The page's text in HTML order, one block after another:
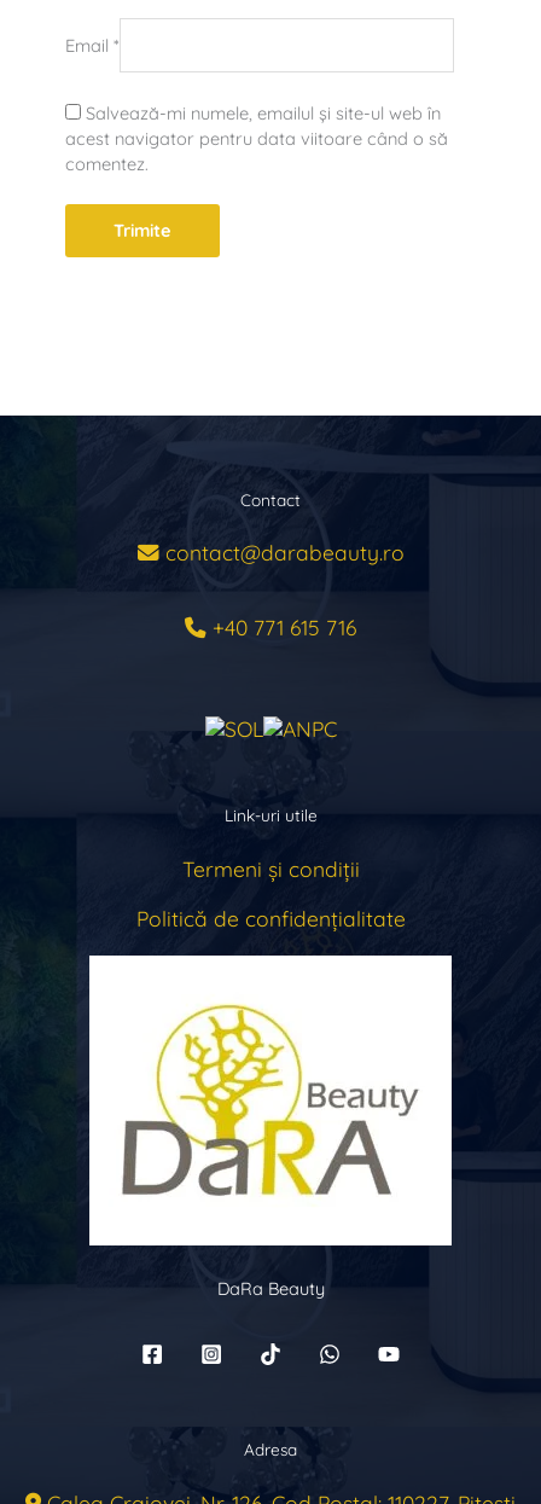
Email *
Salvează-mi numele, emailul și site-ul web în
acest navigator pentru data viitoare când o să
comentez.
Contact
contact@darabeauty.ro
+40 771 615 716
Link-uri utile
Termeni și condiții
Politică de confidențialitate
DaRa Beauty
Adresa